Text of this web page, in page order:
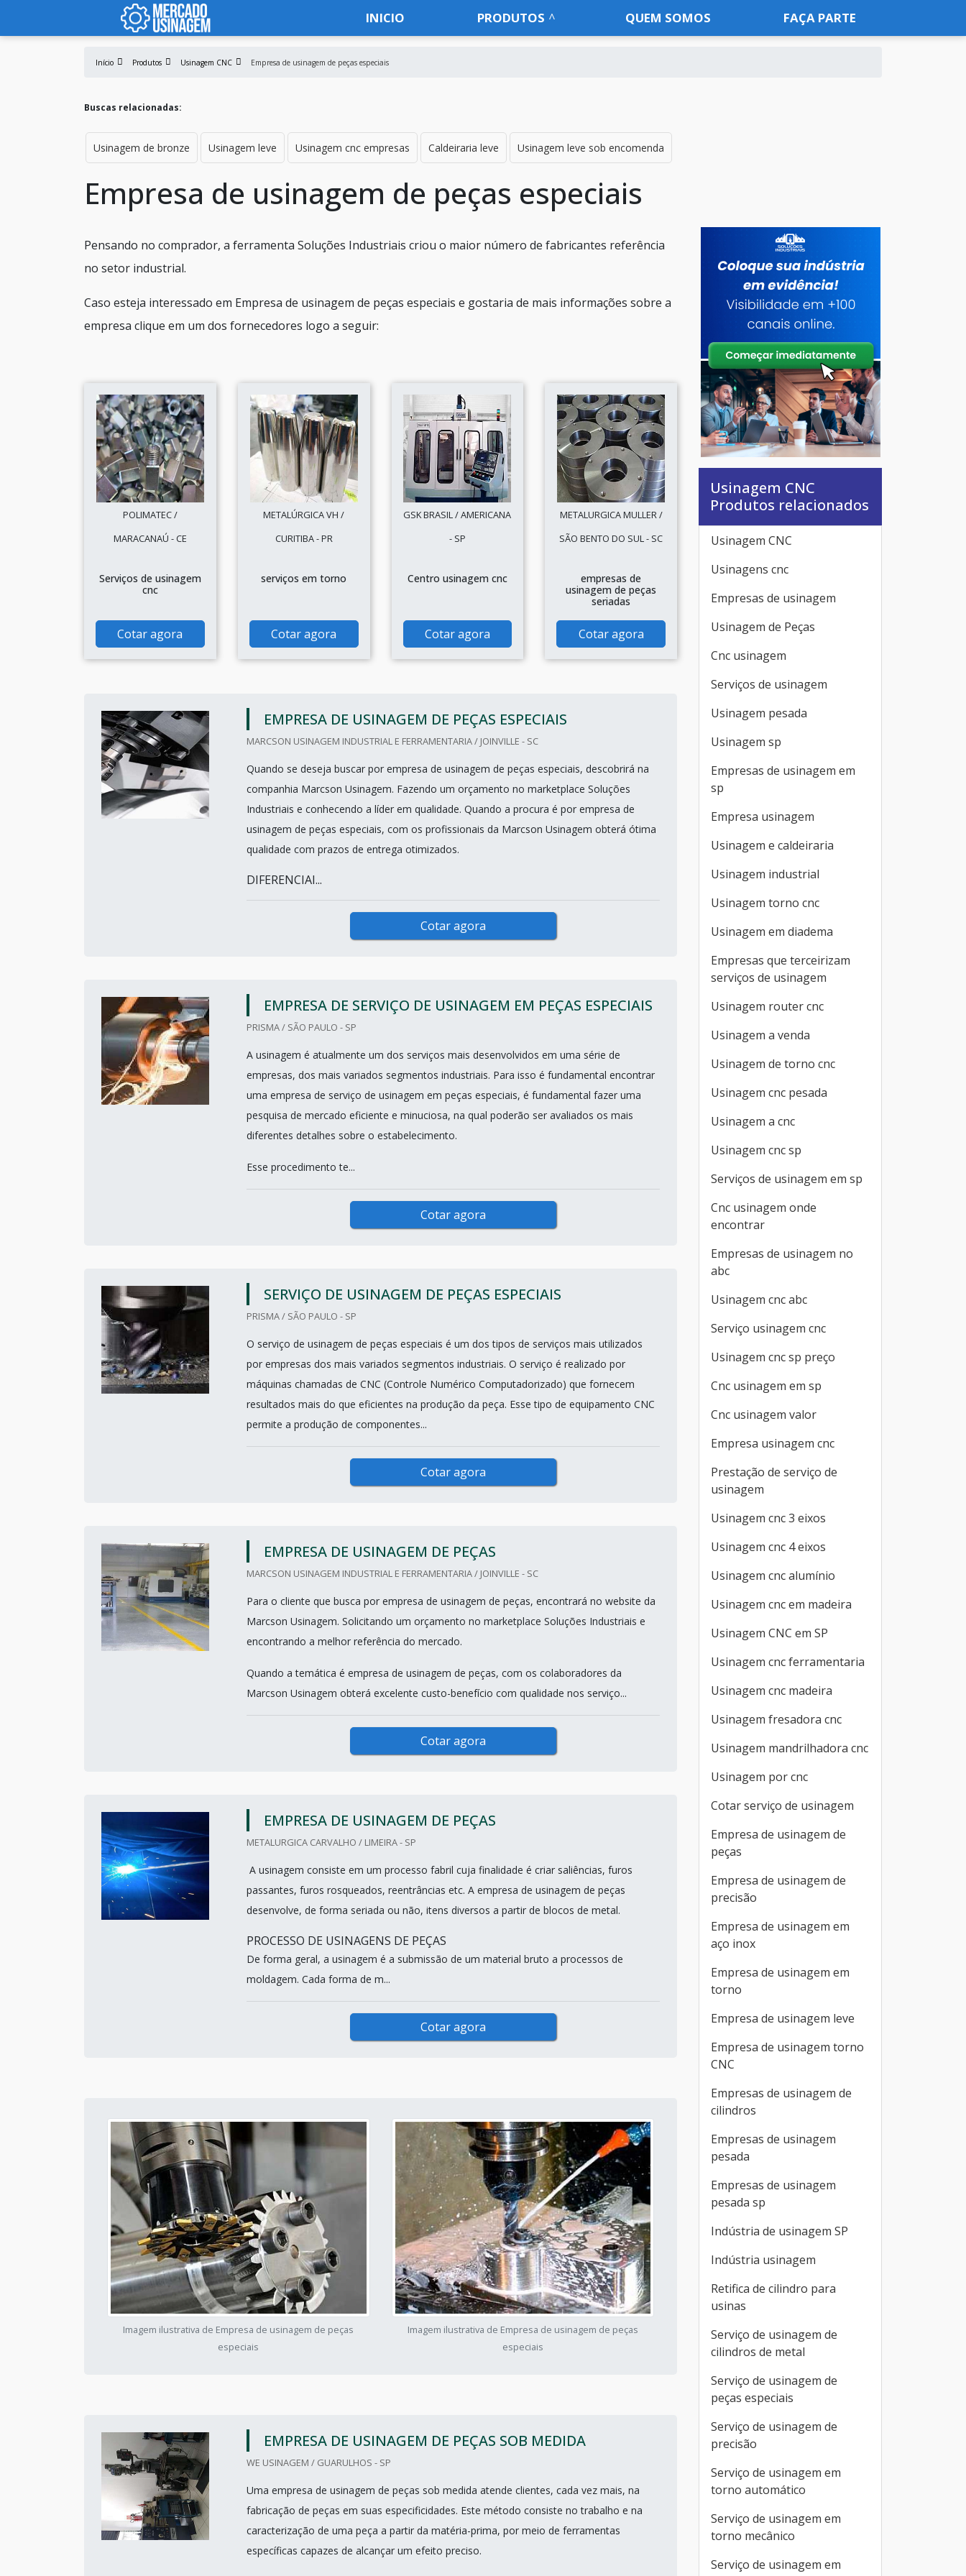
INICIO PRODUTOS QUEM SOMOS FAÇA PARTE
Início Produtos Usinagem CNC Empresa de usinagem de peças especiais
Buscas relacionadas:
Usinagem de bronze Usinagem leve Usinagem cnc empresas Caldeiraria leve Usinagem leve sob encomenda
Empresa de usinagem de peças especiais
Pensando no comprador, a ferramenta Soluções Industriais criou o maior número de fabricantes referência
no setor industrial.
Caso esteja interessado em Empresa de usinagem de peças especiais e gostaria de mais informações sobre a
empresa clique em um dos fornecedores logo a seguir:
POLIMATEC /
MARACANAÚ - CE
Serviços de usinagem
cnc
Cotar agora
METALÚRGICA VH /
CURITIBA - PR
serviços em torno
Cotar agora
GSK BRASIL / AMERICANA
- SP
Centro usinagem cnc
Cotar agora
METALURGICA MULLER /
SÃO BENTO DO SUL - SC
empresas de
usinagem de peças
seriadas
Cotar agora
EMPRESA DE USINAGEM DE PEÇAS ESPECIAIS
MARCSON USINAGEM INDUSTRIAL E FERRAMENTARIA / JOINVILLE - SC
Quando se deseja buscar por empresa de usinagem de peças especiais, descobrirá na
companhia Marcson Usinagem. Fazendo um orçamento no marketplace Soluções
Industriais e conhecendo a líder em qualidade. Quando a procura é por empresa de
usinagem de peças especiais, com os profissionais da Marcson Usinagem obterá ótima
qualidade com prazos de entrega otimizados.
DIFERENCIAI...
Cotar agora
EMPRESA DE SERVIÇO DE USINAGEM EM PEÇAS ESPECIAIS
PRISMA / SÃO PAULO - SP
A usinagem é atualmente um dos serviços mais desenvolvidos em uma série de
empresas, dos mais variados segmentos industriais. Para isso é fundamental encontrar
uma empresa de serviço de usinagem em peças especiais, é fundamental fazer uma
pesquisa de mercado eficiente e minuciosa, na qual poderão ser avaliados os mais
diferentes detalhes sobre o estabelecimento.
Esse procedimento te...
Cotar agora
SERVIÇO DE USINAGEM DE PEÇAS ESPECIAIS
PRISMA / SÃO PAULO - SP
O serviço de usinagem de peças especiais é um dos tipos de serviços mais utilizados
por empresas dos mais variados segmentos industriais. O serviço é realizado por
máquinas chamadas de CNC (Controle Numérico Computadorizado) que fornecem
resultados mais do que eficientes na produção da peça. Esse tipo de equipamento CNC
permite a produção de componentes...
Cotar agora
EMPRESA DE USINAGEM DE PEÇAS
MARCSON USINAGEM INDUSTRIAL E FERRAMENTARIA / JOINVILLE - SC
Para o cliente que busca por empresa de usinagem de peças, encontrará no website da
Marcson Usinagem. Solicitando um orçamento no marketplace Soluções Industriais e
encontrando a melhor referência do mercado.
Quando a temática é empresa de usinagem de peças, com os colaboradores da
Marcson Usinagem obterá excelente custo-benefício com qualidade nos serviço...
Cotar agora
EMPRESA DE USINAGEM DE PEÇAS
METALURGICA CARVALHO / LIMEIRA - SP
A usinagem consiste em um processo fabril cuja finalidade é criar saliências, furos
passantes, furos rosqueados, reentrâncias etc. A empresa de usinagem de peças
desenvolve, de forma seriada ou não, itens diversos a partir de blocos de metal.
PROCESSO DE USINAGENS DE PEÇAS
De forma geral, a usinagem é a submissão de um material bruto a processos de
moldagem. Cada forma de m...
Cotar agora
Imagem ilustrativa de Empresa de usinagem de peças
especiais
Imagem ilustrativa de Empresa de usinagem de peças
especiais
EMPRESA DE USINAGEM DE PEÇAS SOB MEDIDA
WE USINAGEM / GUARULHOS - SP
Uma empresa de usinagem de peças sob medida atende clientes, cada vez mais, na
fabricação de peças em suas especificidades. Este método consiste no trabalho e na
caracterização de uma peça a partir da matéria-prima, por meio de ferramentas
específicas capazes de alcançar um efeito preciso.
Usinagem CNC
Produtos relacionados
Usinagem CNC
Usinagens cnc
Empresas de usinagem
Usinagem de Peças
Cnc usinagem
Serviços de usinagem
Usinagem pesada
Usinagem sp
Empresas de usinagem em
sp
Empresa usinagem
Usinagem e caldeiraria
Usinagem industrial
Usinagem torno cnc
Usinagem em diadema
Empresas que terceirizam
serviços de usinagem
Usinagem router cnc
Usinagem a venda
Usinagem de torno cnc
Usinagem cnc pesada
Usinagem a cnc
Usinagem cnc sp
Serviços de usinagem em sp
Cnc usinagem onde
encontrar
Empresas de usinagem no
abc
Usinagem cnc abc
Serviço usinagem cnc
Usinagem cnc sp preço
Cnc usinagem em sp
Cnc usinagem valor
Empresa usinagem cnc
Prestação de serviço de
usinagem
Usinagem cnc 3 eixos
Usinagem cnc 4 eixos
Usinagem cnc alumínio
Usinagem cnc em madeira
Usinagem CNC em SP
Usinagem cnc ferramentaria
Usinagem cnc madeira
Usinagem fresadora cnc
Usinagem mandrilhadora cnc
Usinagem por cnc
Cotar serviço de usinagem
Empresa de usinagem de
peças
Empresa de usinagem de
precisão
Empresa de usinagem em
aço inox
Empresa de usinagem em
torno
Empresa de usinagem leve
Empresa de usinagem torno
CNC
Empresas de usinagem de
cilindros
Empresas de usinagem
pesada
Empresas de usinagem
pesada sp
Indústria de usinagem SP
Indústria usinagem
Retifica de cilindro para
usinas
Serviço de usinagem de
cilindros de metal
Serviço de usinagem de
peças especiais
Serviço de usinagem de
precisão
Serviço de usinagem em
torno automático
Serviço de usinagem em
torno mecânico
Serviço de usinagem em